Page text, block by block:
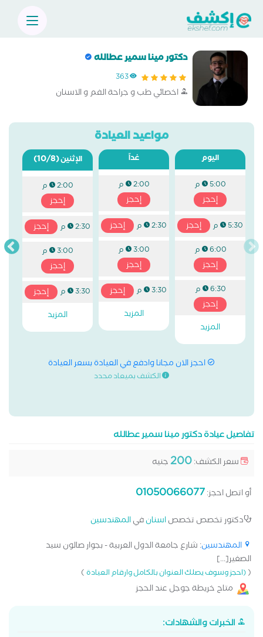
دكتور مينا سمير عطالله
363
اخصائي طب و جراحة الفم و الاسنان
مواعيد العيادة
اليوم
5:00 م
إحجز
5:30 م إحجز
6:00 م
إحجز
6:30 م
إحجز
المزيد
غداً
2:00 م
إحجز
2:30 م إحجز
3:00 م
إحجز
3:30 م
إحجز
المزيد
الإثنين(10/8)
2:00 م
إحجز
2:30 م إحجز
3:00 م
إحجز
3:30 م
إحجز
المزيد
احجز الان مجانا وادفع في العيادة بسعر العيادة
الكشف بميعاد محدد
تفاصيل عيادة دكتور مينا سمير عطالله
سعر الكشف:200جنيه
أو اتصل احجز:01050066077
دكتور تخصص تخصصاسنانفيالمهندسين
المهندسين: شارع جامعة الدول العربية - بجوار صالون سيد
الصغير[...]
((احجز وسوف يصلك العنوان بالكامل وارقام العيادة)
متاح خريطة جوجل عند الحجز
الخبرات والشهادات: